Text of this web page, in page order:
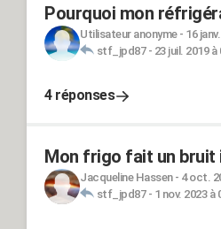
Pourquoi mon
Utilisateur anonyme- 16
stf_jpd87- 23 juil. 2019 à
4 réponses
Mon frigo fait un bruit
Jacqueline Hassen- 4 oct.
stf_jpd87- 1 nov. 2023 à